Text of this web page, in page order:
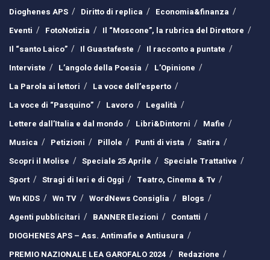
Dioghenes APS
Diritto di replica
Economia&finanza
Eventi
FotoNotizia
Il “Moscone”, la rubrica del Direttore
Il “santo Laico”
Il Guastafeste
Il racconto a puntate
Interviste
L’angolo della Poesia
L’Opinione
La Parola ai lettori
La voce dell’esperto
La voce di “Pasquino”
Lavoro
Legalità
Lettere dall’Italia e dal mondo
Libri&Dintorni
Mafie
Musica
Petizioni Pillole Punti di vista
Satira
Scopri il Molise
Speciale 25 Aprile
Speciale Trattative
Sport
Stragi di Ieri e di Oggi
Teatro, Cinema & Tv
Wn KIDS
Wn TV WordNews Consiglia
Blogs
Agenti pubblicitari
BANNER Elezioni
Contatti
DIOGHENES APS – Ass. Antimafie e Antiusura
PREMIO NAZIONALE LEA GAROFALO 2024
Redazione